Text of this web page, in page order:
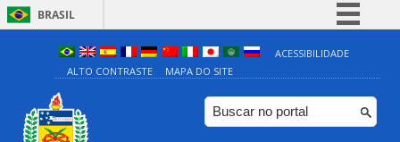
BRASIL
Simplifique!
Comunica BR
Participe
ACESSIBILIDADE
ALTO CONTRASTE
MAPA DO SITE